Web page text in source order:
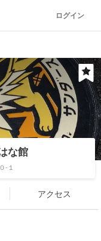
ログイン
な館
-１
アクセス